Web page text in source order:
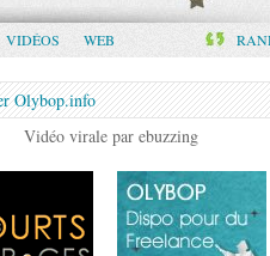
VIDÉOS WEB
Olybop.info
Vidéo virale par ebuzzing